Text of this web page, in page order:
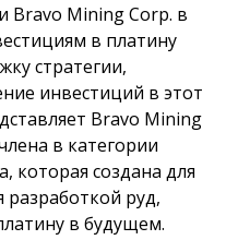
Bravo Mining Corp. в
в платину
стратегии,
инвестиций в этот
Bravo Mining
в категории
которая создана для
руд,
в будущем.